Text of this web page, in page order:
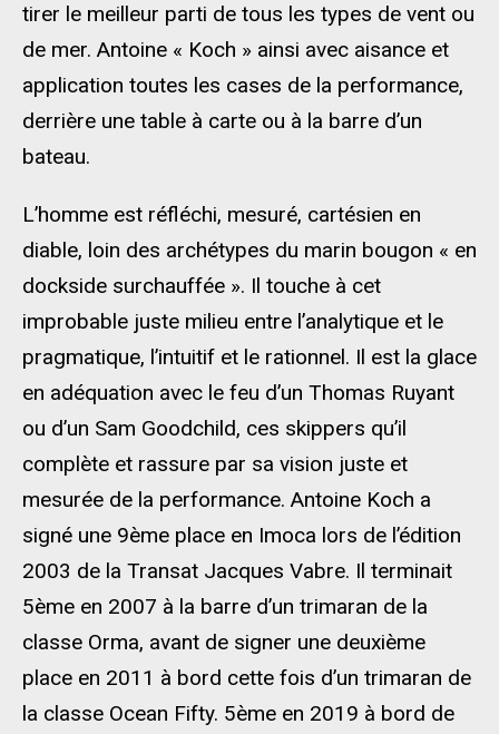
tirer le meilleur parti de tous les types de vent ou
de mer. Antoine « Koch » ainsi avec aisance et
application toutes les cases de la performance,
derrière une table à carte ou à la barre d’un
bateau.
L’homme est réfléchi, mesuré, cartésien en
diable, loin des archétypes du marin bougon « en
dockside surchauffée ». Il touche à cet
improbable juste milieu entre l’analytique et le
pragmatique, l’intuitif et le rationnel. Il est la glace
en adéquation avec le feu d’un Thomas Ruyant
ou d’un Sam Goodchild, ces skippers qu’il
complète et rassure par sa vision juste et
mesurée de la performance. Antoine Koch a
signé une 9ème place en Imoca lors de l’édition
2003 de la Transat Jacques Vabre. Il terminait
5ème en 2007 à la barre d’un trimaran de la
classe Orma, avant de signer une deuxième
place en 2011 à bord cette fois d’un trimaran de
la classe Ocean Fifty. 5ème en 2019 à bord de